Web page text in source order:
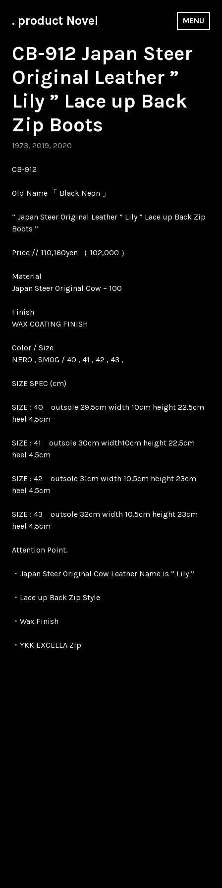
content
. product Novel MENU
CB-912 Japan Steer
Original Leather ”
Lily ” Lace up Back
Zip Boots
1973, 2019, 2020
CB-912
Old Name 「 Black Neon 」
” Japan Steer Original Leather ” Lily ” Lace up Back Zip
Boots ”
Price // 110,160yen （ 102,000 ）
Material
Japan Steer Original Cow – 100
Finish
WAX COATING FINISH
Color / Size
NERO , SMOG / 40 , 41 , 42 , 43 ,
SIZE SPEC (cm)
SIZE : 40 outsole 29.5cm width 10cm height 22.5cm
heel 4.5cm
SIZE : 41 outsole 30cm width10cm height 22.5cm
heel 4.5cm
SIZE : 42 outsole 31cm width 10.5cm height 23cm
heel 4.5cm
SIZE : 43 outsole 32cm width 10.5cm height 23cm
heel 4.5cm
Attention Point.
・Japan Steer Original Cow Leather Name is ” Lily ”
・Lace up Back Zip Style
・Wax Finish
・YKK EXCELLA Zip